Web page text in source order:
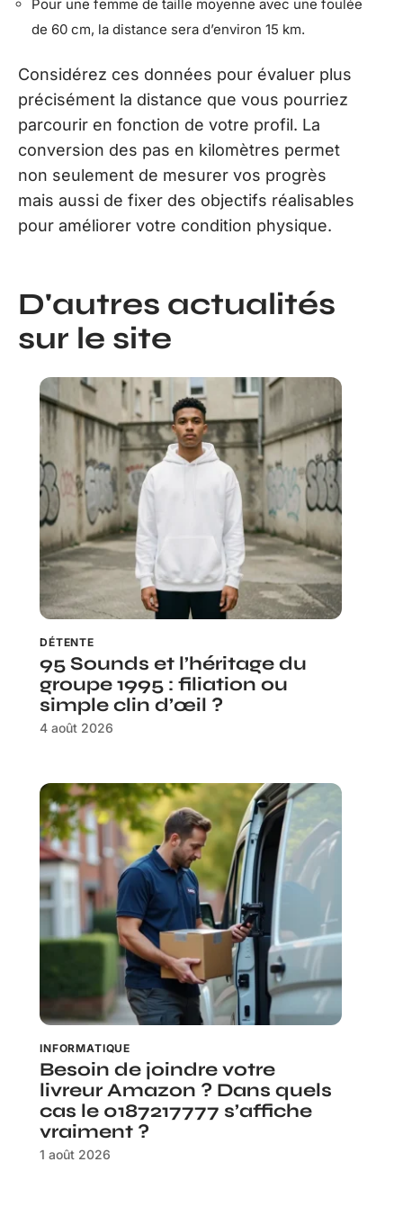
Pour une femme de taille moyenne avec une foulée
de 60 cm, la distance sera d’environ 15 km.
Considérez ces données pour évaluer plus
précisément la distance que vous pourriez
parcourir en fonction de votre profil. La
conversion des pas en kilomètres permet
non seulement de mesurer vos progrès
mais aussi de fixer des objectifs réalisables
pour améliorer votre condition physique.
D'autres actualités
sur le site
DÉTENTE
95 Sounds et l’héritage du
groupe 1995 : filiation ou
simple clin d’œil ?
4 août 2026
INFORMATIQUE
Besoin de joindre votre
livreur Amazon ? Dans quels
cas le 0187217777 s’affiche
vraiment ?
1 août 2026